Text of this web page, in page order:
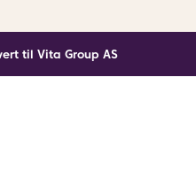
til Vita Group AS